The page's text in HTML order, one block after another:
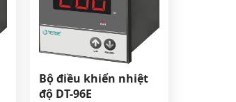
Bộ điều khiển nhiệt
độ DT-96E